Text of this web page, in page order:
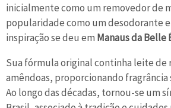
inicialmente como um removedor de
popularidade como um desodorante e
inspiração se deu em Manaus da Belle
Sua fórmula original continha leite de
amêndoas, proporcionando fragrância
Ao longo das décadas, tornou-se um